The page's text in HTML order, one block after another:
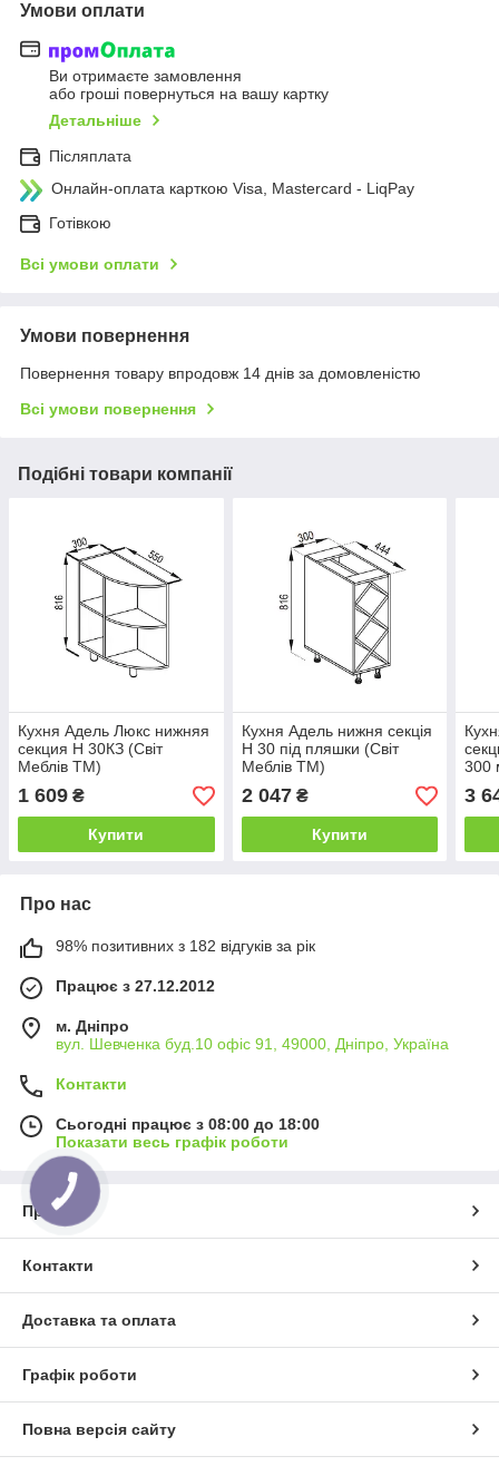
Умови оплати
Ви отримаєте замовлення
або гроші повернуться на вашу картку
Детальніше
Післяплата
Онлайн-оплата карткою Visa, Mastercard - LiqPay
Готівкою
Всі умови оплати
Умови повернення
Повернення товару впродовж 14 днів за домовленістю
Всі умови повернення
Подібні товари компанії
Кухня Адель Люкс нижняя
секция Н 30КЗ (Світ
Меблів ТМ)
1 609 ₴
Купити
Кухня Адель нижня секція
Н 30 під пляшки (Світ
Меблів ТМ)
2 047₴
Купити
300
3
Про нас
98% позитивних з 182 відгуків за рік
Працює з 27.12.2012
м. Дніпро
вул. Шевченка буд.10 офіс 91, 49000, Дніпро, Україна
Контакти
Сьогодні працює з 08:00 до 18:00
Показати весь графік роботи
Про нас
Контакти
Доставка та оплата
Графік роботи
Повна версія сайту